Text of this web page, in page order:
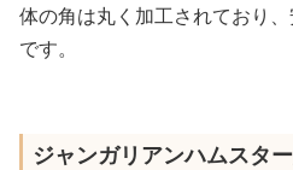
体の角は丸く加工されており
です。
ジャンガリアンハムスタ